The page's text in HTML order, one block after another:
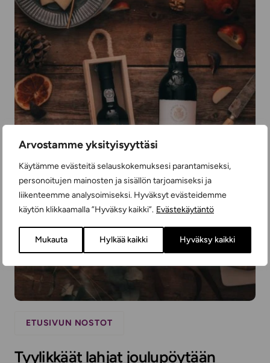
Arvostamme yksityisyyttäsi
Käytämme evästeitä selauskokemuksesi parantamiseksi,
personoitujen mainosten ja sisällön tarjoamiseksi ja
liikenteemme analysoimiseksi. Hyväksyt evästeidemme
käytön klikkaamalla ”Hyväksy kaikki”. Evästekäytäntö
Mukauta Hylkää kaikki Hyväksy kaikki
ETUSIVUN NOSTOT
Tyylikkäät lahjat joulupöytään